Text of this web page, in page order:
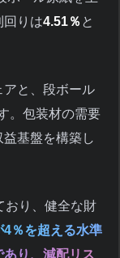
回りは4.51％ と
アと、段ボール
。包装材の需要
基盤を構築し
おり、健全な財
4％を超える水準
り、減配リス